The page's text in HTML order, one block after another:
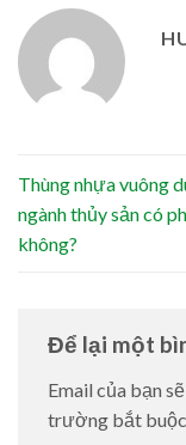
Thùng nhựa vuông
ngành thủy sản có
không?
Để lại một
Email của bạn
trường bắt